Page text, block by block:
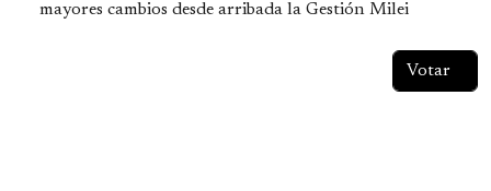
mayores cambios desde arribada la Gestión Milei